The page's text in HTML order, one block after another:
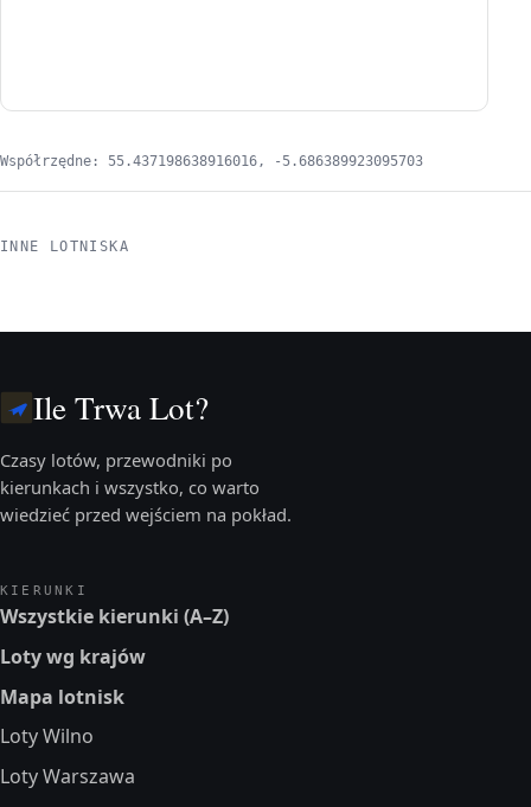
Współrzędne: 55.437198638916016, -5.686389923095703
INNE LOTNISKA
Ile Trwa Lot?
Czasy lotów, przewodniki po
kierunkach i wszystko, co warto
wiedzieć przed wejściem na pokład.
KIERUNKI
Wszystkie kierunki (A–Z)
Loty wg krajów
Mapa lotnisk
Loty Wilno
Loty Warszawa